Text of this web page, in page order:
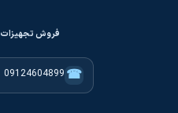
فروش تجهیزات
☎
09124604899